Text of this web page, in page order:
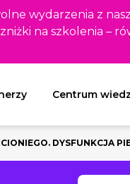
wydarzenia z
na szkolenia –
Centrum
DYSFUNKCJA